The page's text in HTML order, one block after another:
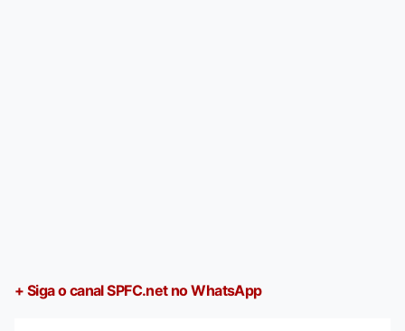
+ Siga o canal SPFC.net no WhatsApp